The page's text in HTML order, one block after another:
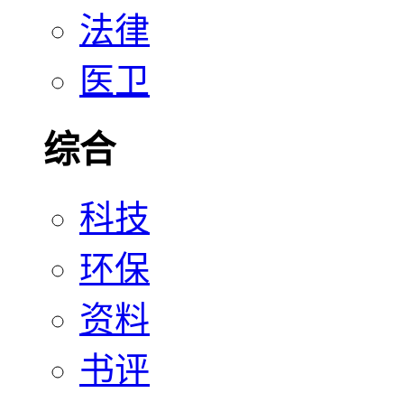
法律
医卫
综合
科技
环保
资料
书评